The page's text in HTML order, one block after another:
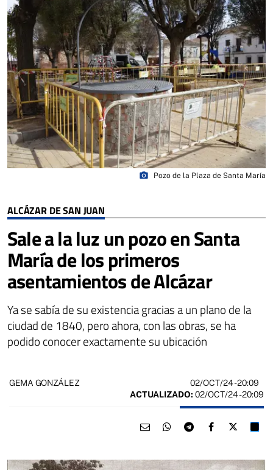
ALCÁZAR DE SAN JUAN
Sale a la luz un pozo en Santa
María de los primeros
asentamientos de Alcázar
Ya se sabía de su existencia gracias a un plano de la
ciudad de 1840, pero ahora, con las obras, se ha
podido conocer exactamente su ubicación
photo_camera Pozo de la Plaza de Santa María
GEMA GONZÁLEZ 02/OCT/24- 20:09
ACTUALIZADO: 02/OCT/24 - 20:09